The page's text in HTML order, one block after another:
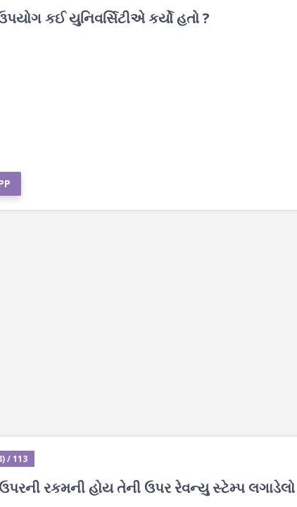
કઈ યુનિવર્સિટીએ કર્યો હતો ?
/ 113
રકમની હોય તેની ઉપર રેવન્યુ સ્ટેમ્પ લગાડેલો